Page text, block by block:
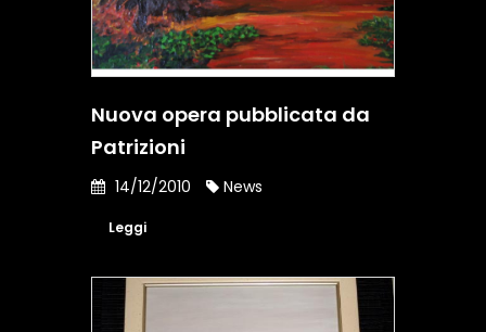
Nuova opera pubblicata da
Patrizioni
14/12/2010 News
Leggi